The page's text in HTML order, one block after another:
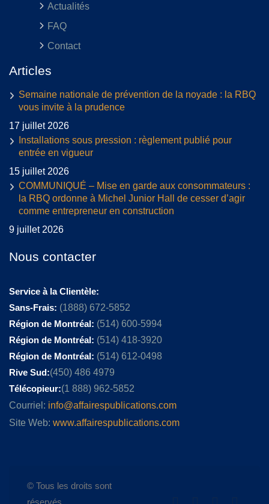
Actualités
FAQ
Contact
Articles
Semaine nationale de prévention de la noyade : la RBQ
vous invite à la prudence
17 juillet 2026
Installations sous pression : règlement publié pour
entrée en vigueur
15 juillet 2026
COMMUNIQUÉ – Mise en garde aux consommateurs :
la RBQ ordonne à Michel Junior Hall de cesser d’agir
comme entrepreneur en construction
9 juillet 2026
Nous contacter
Service à la Clientèle:
Sans-Frais: (1888) 672-5852
Région de Montréal: (514) 600-5994
Région de Montréal: (514) 418-3920
Région de Montréal: (514) 612-0498
Rive Sud:(450) 486 4979
Télécopieur:(1 888) 962-5852
Courriel: info@affairespublications.com
Site Web: www.affairespublications.com
© Tous les droits sont
réservés